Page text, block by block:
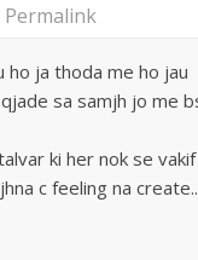
Permalink
ho ja thoda me ho jau
sa samjh jo me
ki her nok se vakif
c feeling na